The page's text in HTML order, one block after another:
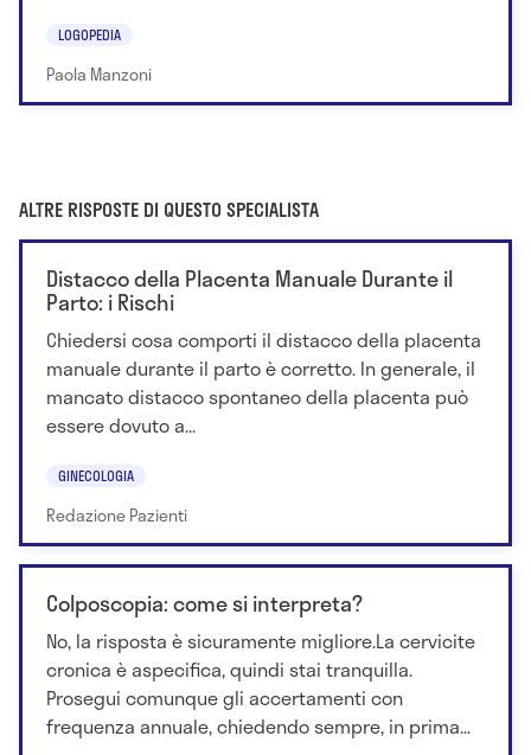
LOGOPEDIA
Paola Manzoni
ALTRE RISPOSTE DI QUESTO SPECIALISTA
Distacco della Placenta Manuale Durante il
Parto: i Rischi
Chiedersi cosa comporti il distacco della placenta
manuale durante il parto è corretto. In generale, il
mancato distacco spontaneo della placenta può
essere dovuto a...
GINECOLOGIA
Redazione Pazienti
Colposcopia: come si interpreta?
No, la risposta è sicuramente migliore.La cervicite
cronica è aspecifica, quindi stai tranquilla.
Prosegui comunque gli accertamenti con
frequenza annuale, chiedendo sempre, in prima...